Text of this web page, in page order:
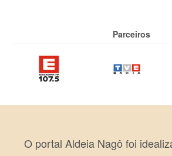
Parceiros
O portal Aldeia Nagô foi